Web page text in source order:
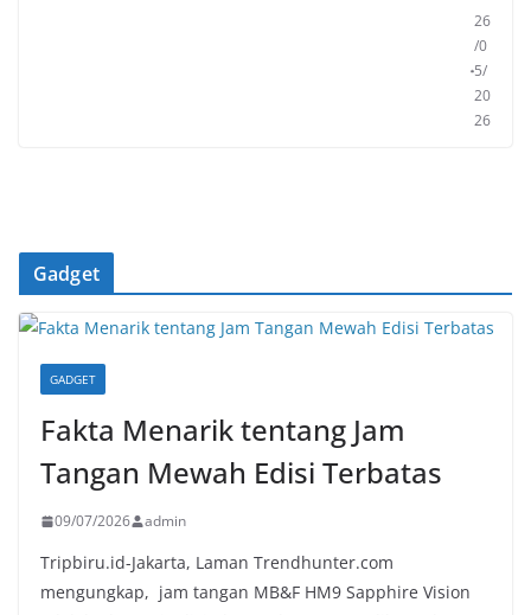
26
/0
5/
20
26
Gadget
GADGET
Fakta Menarik tentang Jam
Tangan Mewah Edisi Terbatas
09/07/2026 admin
Tripbiru.id-Jakarta, Laman Trendhunter.com
mengungkap, jam tangan MB&F HM9 Sapphire Vision